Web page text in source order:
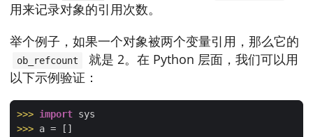
用来记录对象的引用次数。
举个例子，如果一个对象被两个变量引用，那么它的
ob_refcount
就是 2。在 Python 层面，我们可以用
以下示例验证：
>>> import
>>>